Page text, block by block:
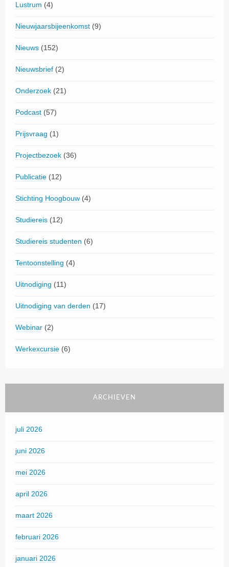
Lustrum (4)
Nieuwjaarsbijeenkomst (9)
Nieuws (152)
Nieuwsbrief (2)
Onderzoek (21)
Podcast (57)
Prijsvraag (1)
Projectbezoek (36)
Publicatie (12)
Stichting Hoogbouw (4)
Studiereis (12)
Studiereis studenten (6)
Tentoonstelling (4)
Uitnodiging (11)
Uitnodiging van derden (17)
Webinar (2)
Werkexcursie (6)
ARCHIEVEN
juli 2026
juni 2026
mei 2026
april 2026
maart 2026
februari 2026
januari 2026